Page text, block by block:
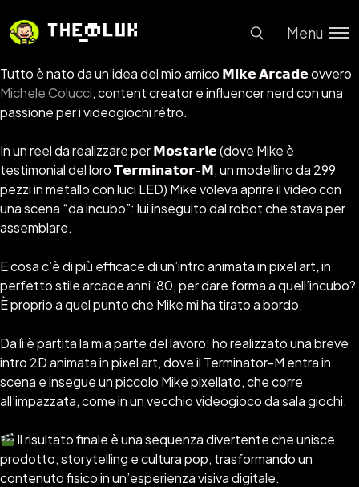
Menu
Tutto è nato da un’idea del mio amico 𝗠𝗶𝗸𝗲 𝗔𝗿𝗰𝗮𝗱𝗲 ovvero
Michele Colucci, content creator e influencer nerd con una
passione per i videogiochi rétro.
In un reel da realizzare per 𝗠𝗼𝘀𝘁𝗮𝗿𝗹𝗲 (dove Mike è
testimonial del loro 𝗧𝗲𝗿𝗺𝗶𝗻𝗮𝘁𝗼𝗿-𝗠, un modellino da 299
pezzi in metallo con luci LED) Mike voleva aprire il video con
una scena “da incubo”: lui inseguito dal robot che stava per
assemblare.
E cosa c’è di più efficace di un’intro animata in pixel art, in
perfetto stile arcade anni ’80, per dare forma a quell’incubo?
È proprio a quel punto che Mike mi ha tirato a bordo.
Da lì è partita la mia parte del lavoro: ho realizzato una breve
intro 2D animata in pixel art, dove il Terminator-M entra in
scena e insegue un piccolo Mike pixellato, che corre
all’impazzata, come in un vecchio videogioco da sala giochi.
Il risultato finale è una sequenza divertente che unisce
prodotto, storytelling e cultura pop, trasformando un
contenuto fisico in un’esperienza visiva digitale.